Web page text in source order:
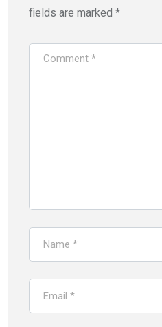
fields are marked *